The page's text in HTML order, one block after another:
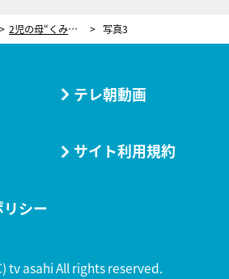
2児の母“くみっきー”舟山久美子、子どもがついた“ウソ”に「かわいいけど、ムカつく～！」 写真3
テレ朝動画
サイト利用規約
シー
tv asahi All rights reserved.